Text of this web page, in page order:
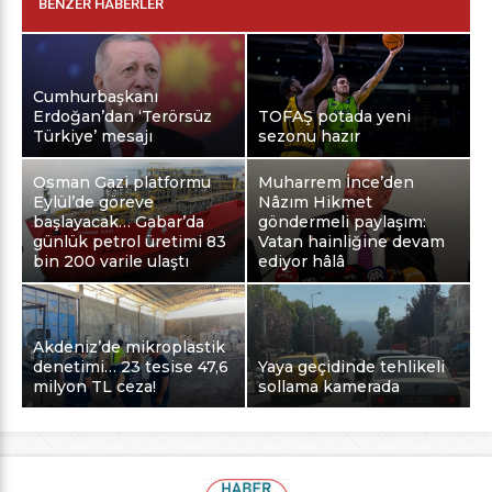
BENZER HABERLER
Cumhurbaşkanı
Erdoğan’dan ‘Terörsüz
Türkiye’ mesajı
TOFAŞ potada yeni
sezonu hazır
Osman Gazi platformu
Eylül’de göreve
başlayacak… Gabar’da
günlük petrol üretimi 83
bin 200 varile ulaştı
Muharrem İnce’den
Nâzım Hikmet
göndermeli paylaşım:
Vatan hainliğine devam
ediyor hâlâ
Akdeniz’de mikroplastik
denetimi… 23 tesise 47,6
milyon TL ceza!
Yaya geçidinde tehlikeli
sollama kamerada